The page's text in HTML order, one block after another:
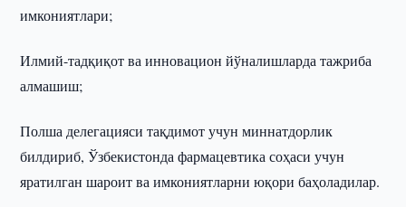
имкониятлари;
Илмий-тадқиқот ва инновацион йўналишларда тажриба
алмашиш;
Полша делегацияси тақдимот учун миннатдорлик
билдириб, Ўзбекистонда фармацевтика соҳаси учун
яратилган шароит ва имкониятларни юқори баҳоладилар.